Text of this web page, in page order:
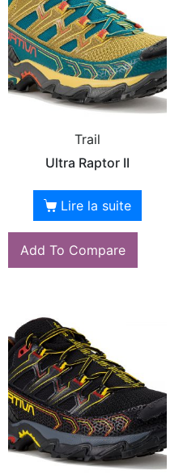
Trail
Ultra Raptor II
Lire la suite
Add To Compare